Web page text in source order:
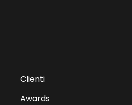
Clienti
Awards